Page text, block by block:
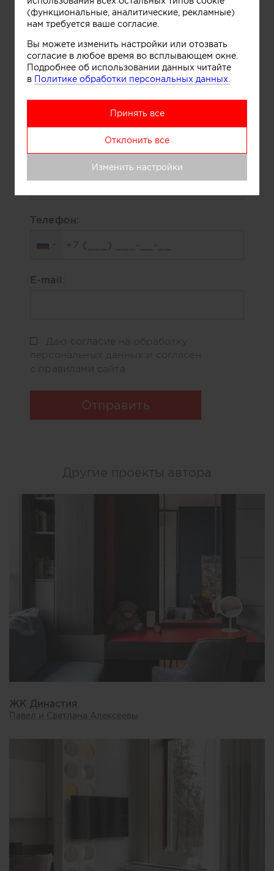
Понравилась работа? Хотите
реализовать нечто
подобное?
сам свяжется с вами для обсуждения
Ваше имя:
Телефон:
E-mail:
Даю
на обработку
персональных данных и согласен
с
сайта
Отправить
ЖК Династия
Павел и Светлана Алексеевы
(функциональные, аналитические, рекламные)
нам требуется ваше согласие.
Вы можете изменить настройки или отозвать
согласие в любое время во всплывающем окне.
Подробнее об использовании данных читайте
в Политике обработки персональных данных.
Принять все
Отклонить все
Изменить настройки